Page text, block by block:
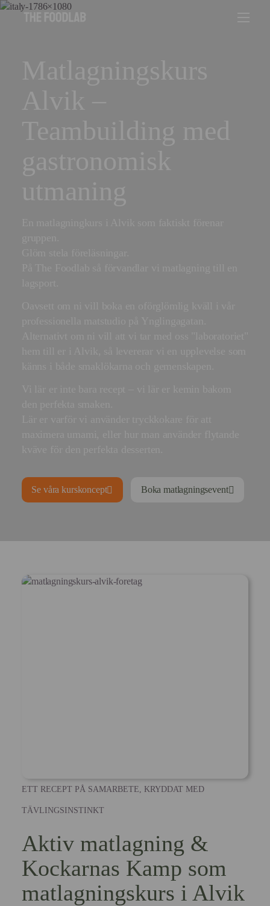
Se våra kurskoncept Boka matlagningsevent
ETT RECEPT PÅ SAMARBETE, KRYDDAT MED
TÄVLINGSINSTINKT
Aktiv matlagning &
Kockarnas Kamp som
matlagningskurs i Alvik